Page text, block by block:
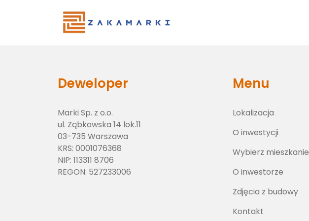
Deweloper
Marki Sp. z o.o.
ul. Ząbkowska 14 lok.11
03-735 Warszawa
KRS: 0001076368
NIP: 113311 8706
REGON: 527233006
Menu
Lokalizacja
O inwestycji
Wybierz mieszkanie
O inwestorze
Zdjęcia z budowy
Kontakt